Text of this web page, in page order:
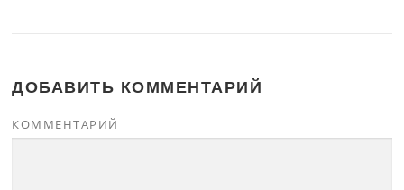
ДОБАВИТЬ КОММЕНТАРИЙ
КОММЕНТАРИЙ